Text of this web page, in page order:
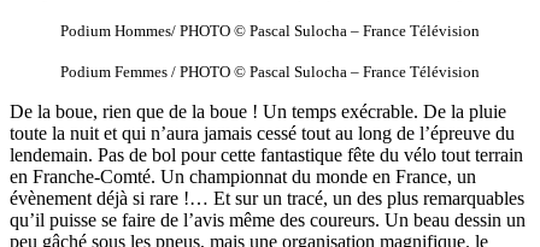
Podium Hommes/ PHOTO © Pascal Sulocha – France Télévision
Podium Femmes / PHOTO © Pascal Sulocha – France Télévision
De la boue, rien que de la boue ! Un temps exécrable. De la pluie
toute la nuit et qui n’aura jamais cessé tout au long de l’épreuve du
lendemain. Pas de bol pour cette fantastique fête du vélo tout terrain
en Franche-Comté. Un championnat du monde en France, un
évènement déjà si rare !… Et sur un tracé, un des plus remarquables
qu’il puisse se faire de l’avis même des coureurs. Un beau dessin un
peu gâché sous les pneus, mais une organisation magnifique. le